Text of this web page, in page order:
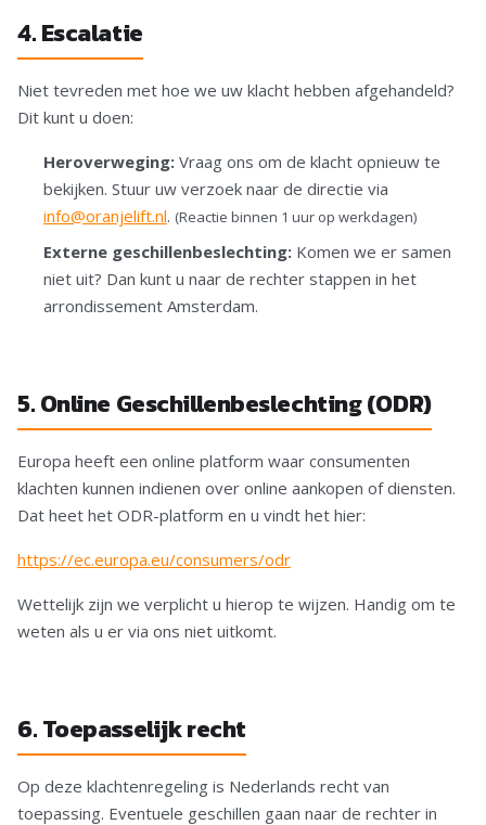
4. Escalatie
Niet tevreden met hoe we uw klacht hebben afgehandeld?
Dit kunt u doen:
Heroverweging: Vraag ons om de klacht opnieuw te
bekijken. Stuur uw verzoek naar de directie via
info@oranjelift.nl. (Reactie binnen 1 uur op werkdagen)
Externe geschillenbeslechting: Komen we er samen
niet uit? Dan kunt u naar de rechter stappen in het
arrondissement Amsterdam.
5. Online Geschillenbeslechting (ODR)
Europa heeft een online platform waar consumenten
klachten kunnen indienen over online aankopen of diensten.
Dat heet het ODR-platform en u vindt het hier:
https://ec.europa.eu/consumers/odr
Wettelijk zijn we verplicht u hierop te wijzen. Handig om te
weten als u er via ons niet uitkomt.
6. Toepasselijk recht
Op deze klachtenregeling is Nederlands recht van
toepassing. Eventuele geschillen gaan naar de rechter in